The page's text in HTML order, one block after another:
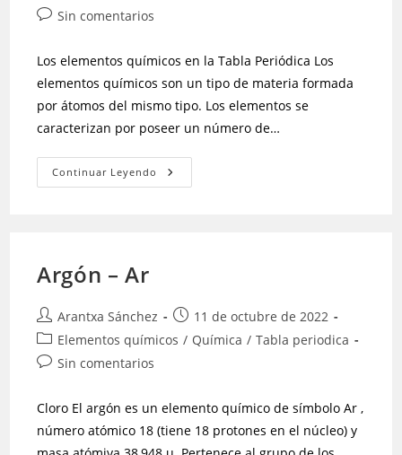
Sin comentarios
Los elementos químicos en la Tabla Periódica Los
elementos químicos son un tipo de materia formada
por átomos del mismo tipo. Los elementos se
caracterizan por poseer un número de…
Continuar Leyendo
Argón – Ar
Arantxa Sánchez
11 de octubre de 2022
Elementos químicos / Química / Tabla periodica
Sin comentarios
Cloro El argón es un elemento químico de símbolo Ar ,
número atómico 18 (tiene 18 protones en el núcleo) y